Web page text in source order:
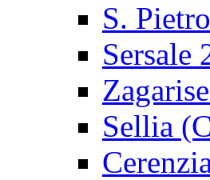
S.
Sersale
Sellia